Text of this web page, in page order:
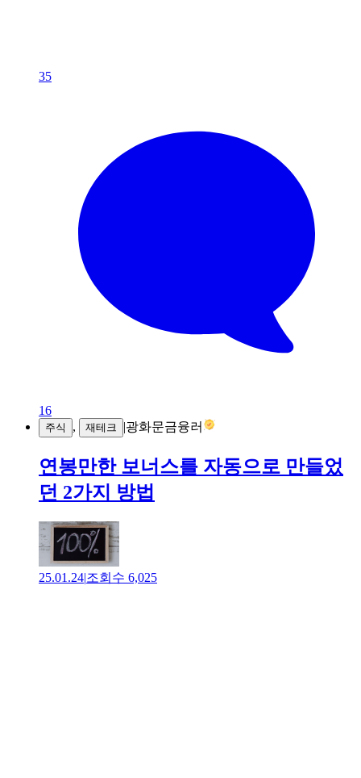
35
16
주식 , 재테크 |광화문금융러
연봉만한 보너스를 자동으로 만들었
던 2가지 방법
25.01.24|조회수 6,025